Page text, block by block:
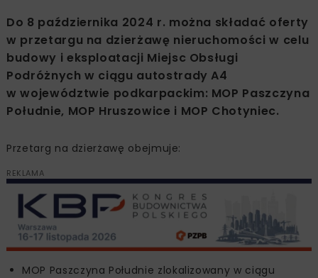
Do 8 października 2024 r. można składać oferty
w przetargu na dzierżawę nieruchomości w celu
budowy i eksploatacji Miejsc Obsługi
Podróżnych w ciągu autostrady A4
w województwie podkarpackim: MOP Paszczyna
Południe, MOP Hruszowice i MOP Chotyniec.
Przetarg na dzierżawę obejmuje:
REKLAMA
MOP Paszczyna Południe zlokalizowany w ciągu